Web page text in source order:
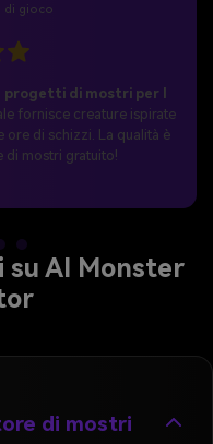
contenuti
i miei post sui social
in una terrificante
una delle mie
condivise.
AI Monster
di mostri